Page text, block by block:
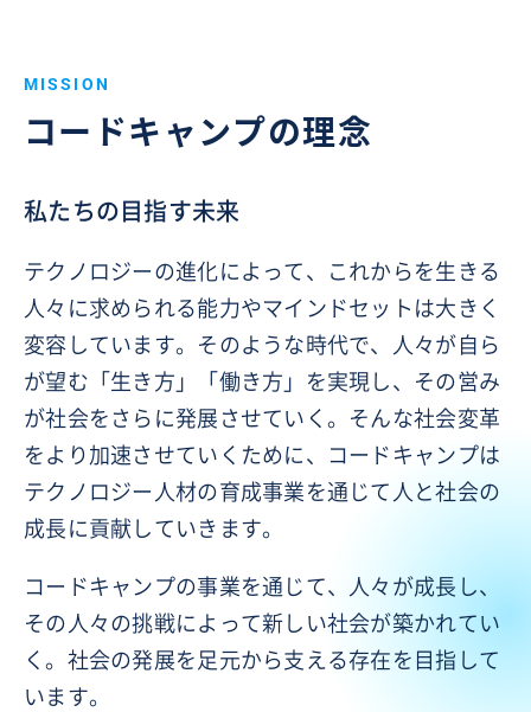
MISSION
コードキャンプの理念
私たちの目指す未来
テクノロジーの進化によって、これからを生きる
人々に求められる能力やマインドセットは大きく
変容しています。そのような時代で、人々が自ら
が望む「生き方」「働き方」を実現し、その営み
が社会をさらに発展させていく。そんな社会変革
をより加速させていくために、コードキャンプは
テクノロジー人材の育成事業を通じて人と社会の
成長に貢献していきます。
コードキャンプの事業を通じて、人々が成長し、
その人々の挑戦によって新しい社会が築かれてい
く。社会の発展を足元から支える存在を目指して
います。